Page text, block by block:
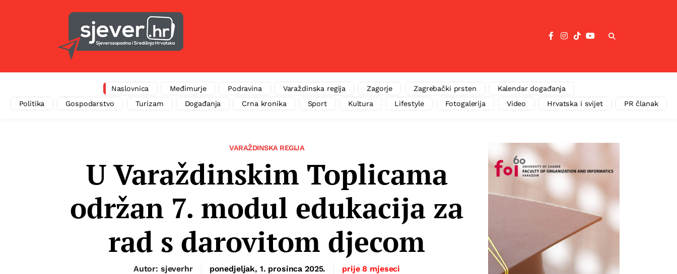
Naslovnica Međimurje Podravina Varaždinska regija Zagorje Zagrebački prsten
Kalendar događanja
Politika
Gospodarstvo Turizam Događanja Crna kronika Sport Kultura Lifestyle Fotogalerija Video Hrvatska i svijet PR članak
VARAŽDINSKA REGIJA
U Varaždinskim Toplicama
održan 7. modul edukacija za
rad s darovitom djecom
Autor: sjeverhr ponedjeljak, 1. prosinca 2025. prije 8 mjeseci